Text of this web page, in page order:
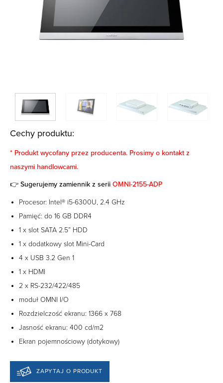
Cechy produktu:
* Produkt wycofany przez producenta. Prosimy o kontakt z
naszymi handlowcami.
👉 Sugerujemy zamiennik z serii OMNl-2155-ADP
Procesor: Intel® i5-6300U, 2.4 GHz
Pamięć: do 16 GB DDR4
1 x slot SATA 2.5” HDD
1 x dodatkowy slot Mini-Card
4 x USB 3.2 Gen 1
1 x HDMI
2 x RS-232/422/485
moduł OMNI I/O
Rozdzielczość ekranu: 1366 x 768
Jasność ekranu: 400 cd/m2
Ekran pojemnościowy (dotykowy)
ZAPYTAJ O PRODUKT